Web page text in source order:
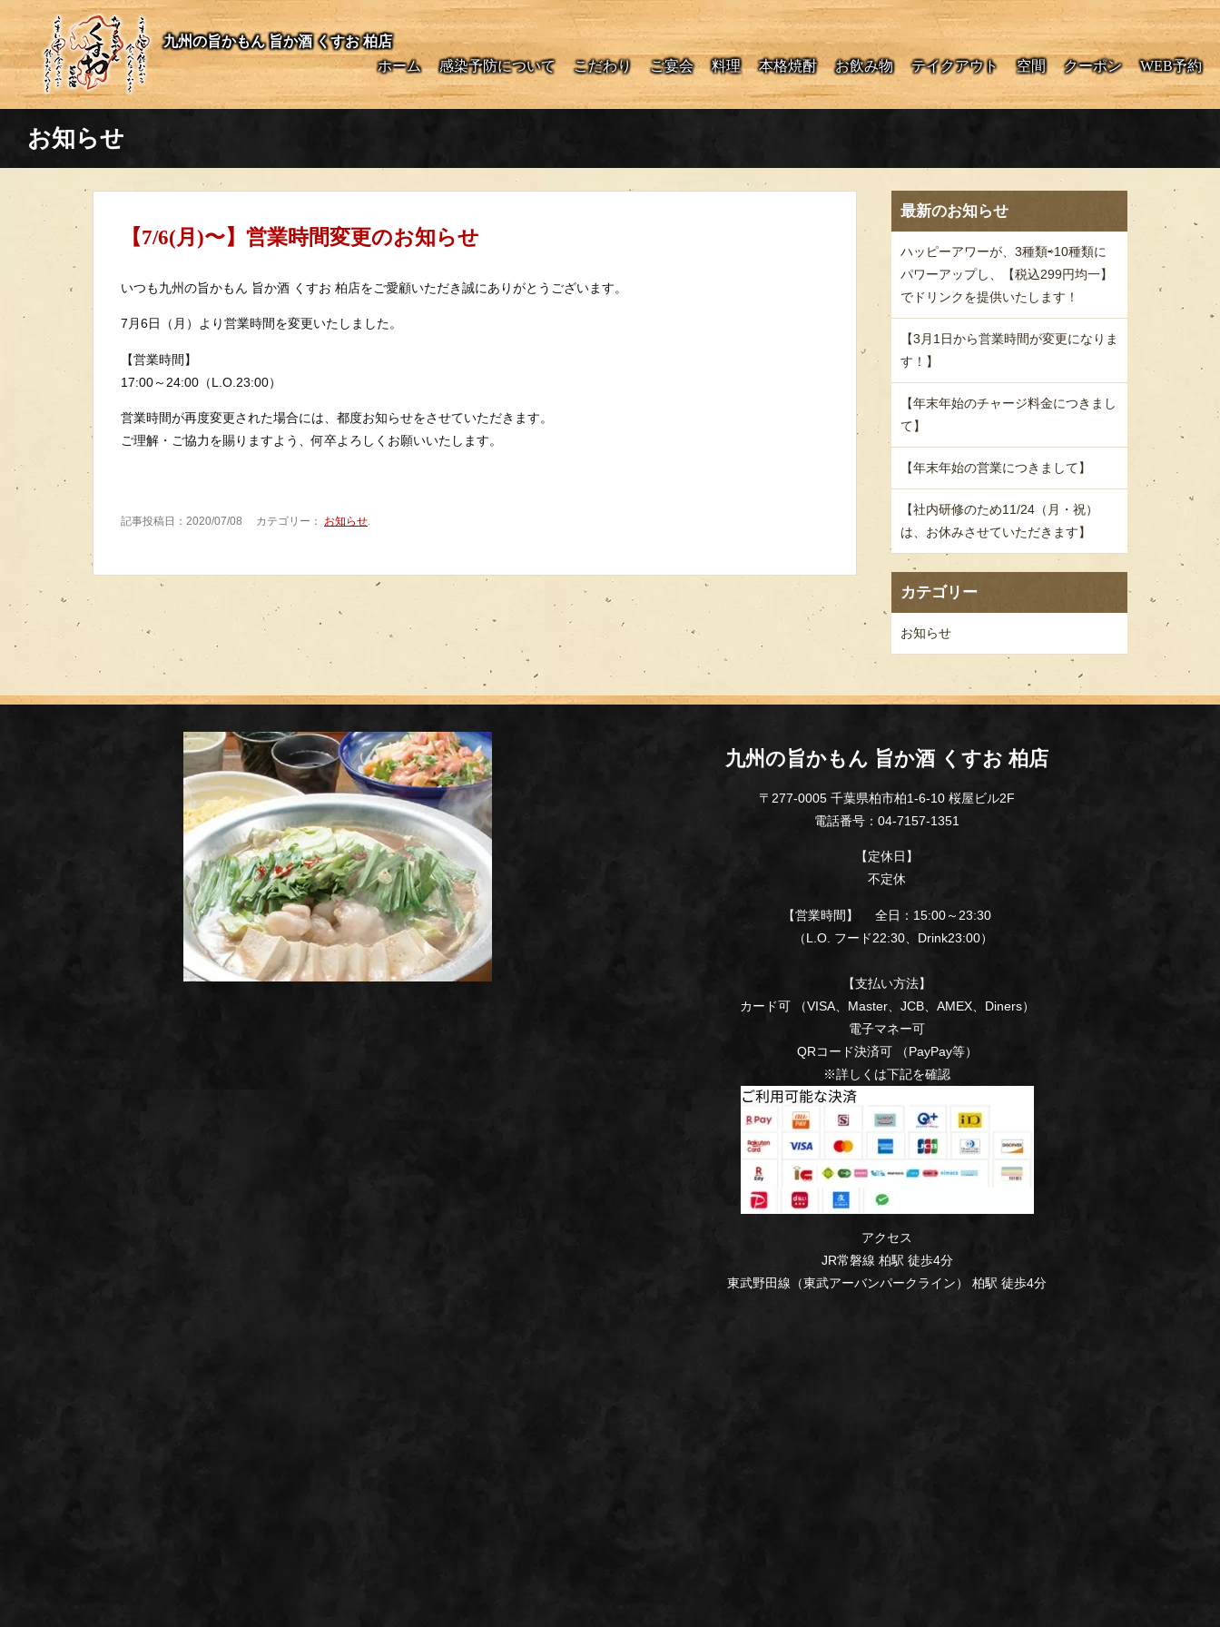
九州の旨かもん 旨か酒 くすお 柏店
ホーム
感染予防について こだわり ご宴会 料理 本格焼酎 お飲み物 テイクアウト 空間 クーポン WEB予約
お知らせ
【7/6(月)〜】営業時間変更のお知らせ
いつも九州の旨かもん 旨か酒 くすお 柏店をご愛顧いただき誠にありがとうございます。
7月6日（月）より営業時間を変更いたしました。
【営業時間】
17:00～24:00（L.O.23:00）
営業時間が再度変更された場合には、都度お知らせをさせていただきます。
ご理解・ご協力を賜りますよう、何卒よろしくお願いいたします。
記事投稿日：2020/07/08 カテゴリー： お知らせ
最新のお知らせ
ハッピーアワーが、3種類⇨10種類に
パワーアップし、【税込299円均一】
でドリンクを提供いたします！
【3月1日から営業時間が変更になりま
す！】
【年末年始のチャージ料金につきまし
て】
【年末年始の営業につきまして】
【社内研修のため11/24（月・祝）
は、お休みさせていただきます】
カテゴリー
お知らせ
九州の旨かもん 旨か酒 くすお 柏店
〒277-0005 千葉県柏市柏1-6-10 桜屋ビル2F
電話番号：04-7157-1351
【定休日】
不定休
【営業時間】 全日：15:00～23:30
（L.O. フード22:30、Drink23:00）
【支払い方法】
カード可 （VISA、Master、JCB、AMEX、Diners）
電子マネー可
QRコード決済可 （PayPay等）
※詳しくは下記を確認
アクセス
JR常磐線 柏駅 徒歩4分
東武野田線（東武アーバンパークライン） 柏駅 徒歩4分